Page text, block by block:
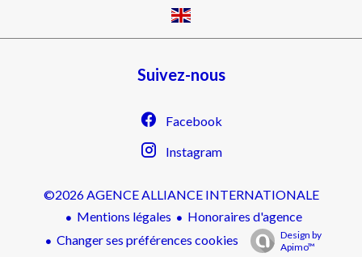
Suivez-nous
Facebook
Instagram
©2026 AGENCE ALLIANCE INTERNATIONALE
Mentions légales
Honoraires d'agence
Changer ses préférences cookies
Design by
Apimo™